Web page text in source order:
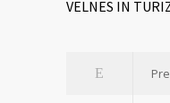
VELNES IN